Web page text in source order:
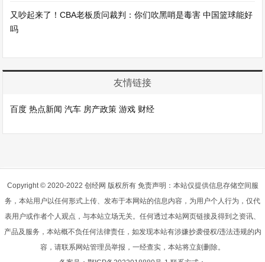
又吵起来了！CBA老板质问裁判：你们吹黑哨是毒害 中国篮球能好
吗
友情链接
百度 热点新闻 汽车 房产政策 游戏 财经
Copyright © 2020-2022 创经网 版权所有 免责声明：本站仅提供信息存储空间服
务，本站用户以任何形式上传、发布于本网站的信息内容，为用户个人行为，仅代
表用户或作者个人观点，与本站立场无关。任何透过本站网页链接及得到之资讯、
产品及服务，本站概不负任何法律责任，如发现本站有涉嫌抄袭侵权/违法违规的内
容，请联系网站管理员举报，一经查实，本站将立刻删除。